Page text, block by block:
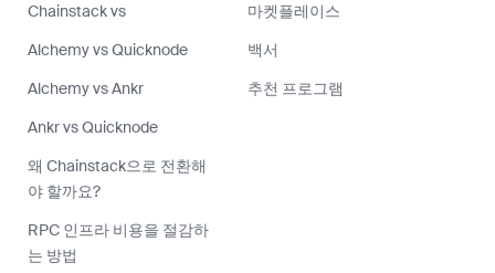
Chainstack vs
Alchemy vs Quicknode
Alchemy vs Ankr
Ankr vs Quicknode
왜 Chainstack으로 전환해
야 할까요?
RPC 인프라 비용을 절감하
는 방법
마켓플레이스
백서
추천 프로그램